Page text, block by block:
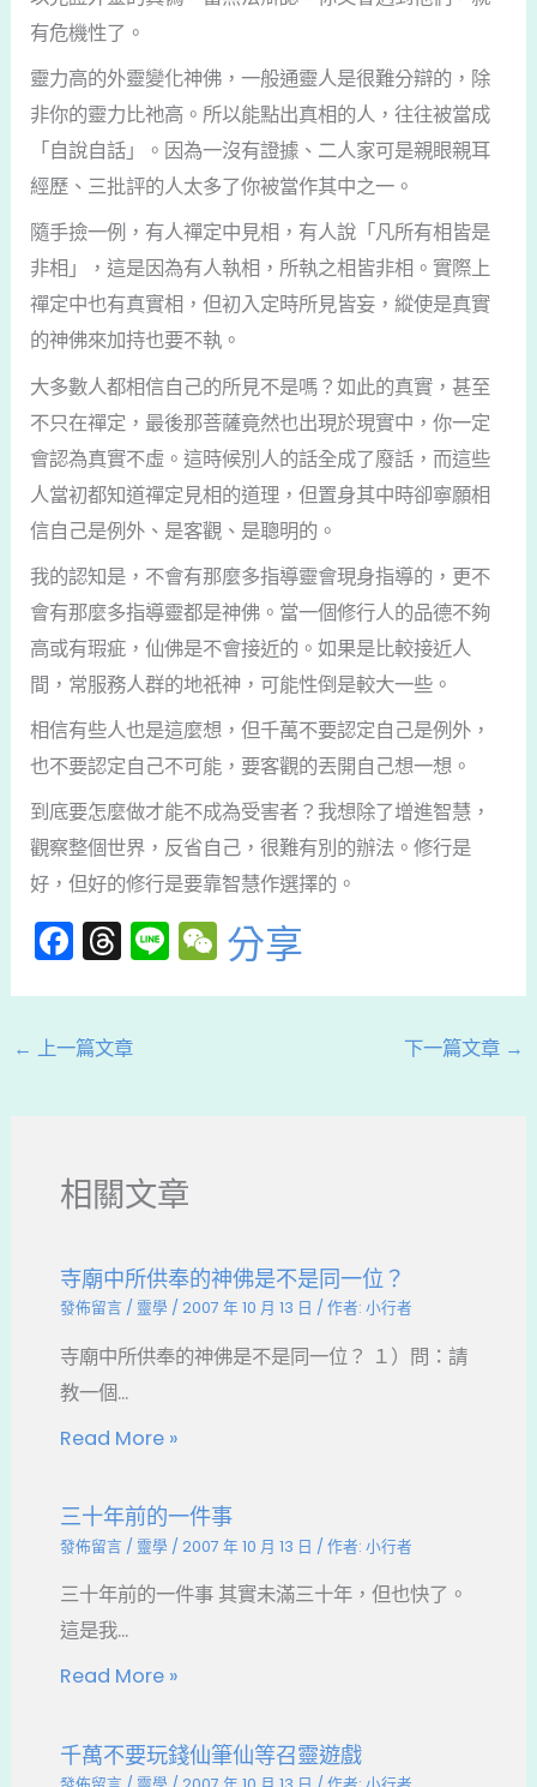
有危機性了。
靈力高的外靈變化神佛，一般通靈人是很難分辯的，除
非你的靈力比祂高。所以能點出真相的人，往往被當成
「自說自話」。因為一沒有證據、二人家可是親眼親耳
經歷、三批評的人太多了你被當作其中之一。
隨手撿一例，有人禪定中見相，有人說「凡所有相皆是
非相」，這是因為有人執相，所執之相皆非相。實際上
禪定中也有真實相，但初入定時所見皆妄，縱使是真實
的神佛來加持也要不執。
大多數人都相信自己的所見不是嗎？如此的真實，甚至
不只在禪定，最後那菩薩竟然也出現於現實中，你一定
會認為真實不虛。這時候別人的話全成了廢話，而這些
人當初都知道禪定見相的道理，但置身其中時卻寧願相
信自己是例外、是客觀、是聰明的。
我的認知是，不會有那麼多指導靈會現身指導的，更不
會有那麼多指導靈都是神佛。當一個修行人的品德不夠
高或有瑕疵，仙佛是不會接近的。如果是比較接近人
間，常服務人群的地祇神，可能性倒是較大一些。
相信有些人也是這麼想，但千萬不要認定自己是例外，
也不要認定自己不可能，要客觀的丟開自己想一想。
到底要怎麼做才能不成為受害者？我想除了增進智慧，
觀察整個世界，反省自己，很難有別的辦法。修行是
好，但好的修行是要靠智慧作選擇的。
F
e
o
k
T
a
Li W
e
分享
← 上一篇文章 下一篇文章 →
相關文章
寺廟中所供奉的神佛是不是同一位？
發佈留言 / 靈學 / 2007 年 10 月 13 日 / 作者: 小行者
寺廟中所供奉的神佛是不是同一位？ １）問：請
教一個...
Read More »
三十年前的一件事
發佈留言 / 靈學 / 2007 年 10 月 13 日 / 作者: 小行者
三十年前的一件事 其實未滿三十年，但也快了。
這是我...
Read More »
千萬不要玩錢仙筆仙等召靈遊戲